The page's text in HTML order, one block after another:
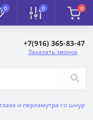
0 0 0
+7(916) 365-83-47
Заказать звонок
и перламутра со